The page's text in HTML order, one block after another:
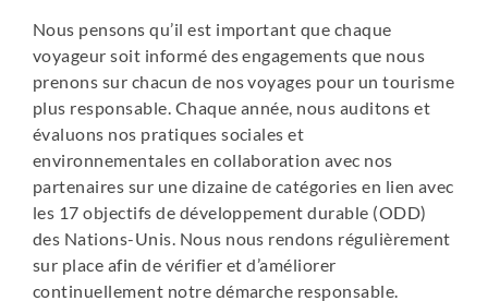
Nous pensons qu’il est important que chaque
voyageur soit informé des engagements que nous
prenons sur chacun de nos voyages pour un tourisme
plus responsable. Chaque année, nous auditons et
évaluons nos pratiques sociales et
environnementales en collaboration avec nos
partenaires sur une dizaine de catégories en lien avec
les 17 objectifs de développement durable (ODD)
des Nations-Unis. Nous nous rendons régulièrement
sur place afin de vérifier et d’améliorer
continuellement notre démarche responsable.